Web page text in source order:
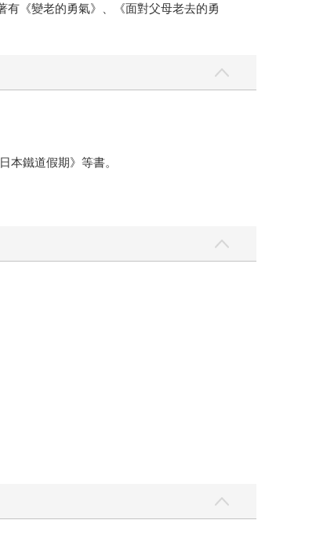
有《變老的勇氣》、《面對父母老去的勇
本鐵道假期》等書。